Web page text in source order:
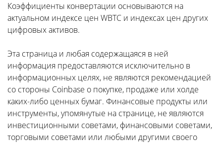
Коэффициенты конвертации основываются на
актуальном индексе цен WBTC и индексах цен других
цифровых активов.
Эта страница и любая содержащаяся в ней
информация предоставляются исключительно в
информационных целях, не являются рекомендацией
со стороны Coinbase о покупке, продаже или холде
каких-либо ценных бумаг. Финансовые продукты или
инструменты, упомянутые на странице, не являются
инвестиционными советами, финансовыми советами,
торговыми советами или любыми другими своего